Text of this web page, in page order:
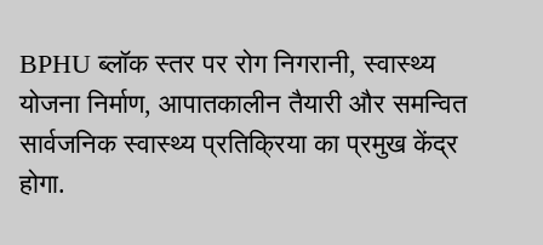
BPHU ब्लॉक स्तर पर रोग निगरानी, स्वास्थ्य
योजना निर्माण, आपातकालीन तैयारी और समन्वित
सार्वजनिक स्वास्थ्य प्रतिक्रिया का प्रमुख केंद्र
होगा.